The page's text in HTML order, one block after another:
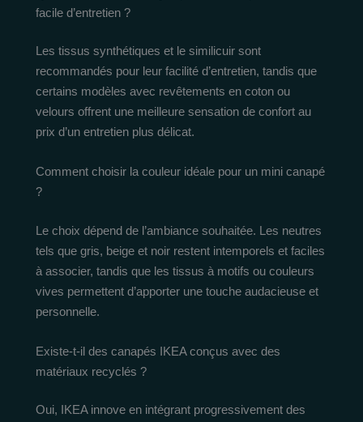
facile d’entretien ?
Les tissus synthétiques et le similicuir sont
recommandés pour leur facilité d’entretien, tandis que
certains modèles avec revêtements en coton ou
velours offrent une meilleure sensation de confort au
prix d’un entretien plus délicat.
Comment choisir la couleur idéale pour un mini canapé
?
Le choix dépend de l’ambiance souhaitée. Les neutres
tels que gris, beige et noir restent intemporels et faciles
à associer, tandis que les tissus à motifs ou couleurs
vives permettent d’apporter une touche audacieuse et
personnelle.
Existe-t-il des canapés IKEA conçus avec des
matériaux recyclés ?
Oui, IKEA innove en intégrant progressivement des